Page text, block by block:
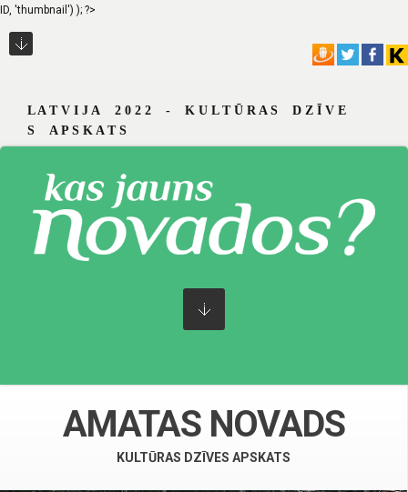
ID, 'thumbnail') ); ?>
L A T V I J A 2 0 2 2 - K U L T Ū R A S D Z Ī V E
S A P S K A T S
AMATAS NOVADS
KULTŪRAS DZĪVES APSKATS